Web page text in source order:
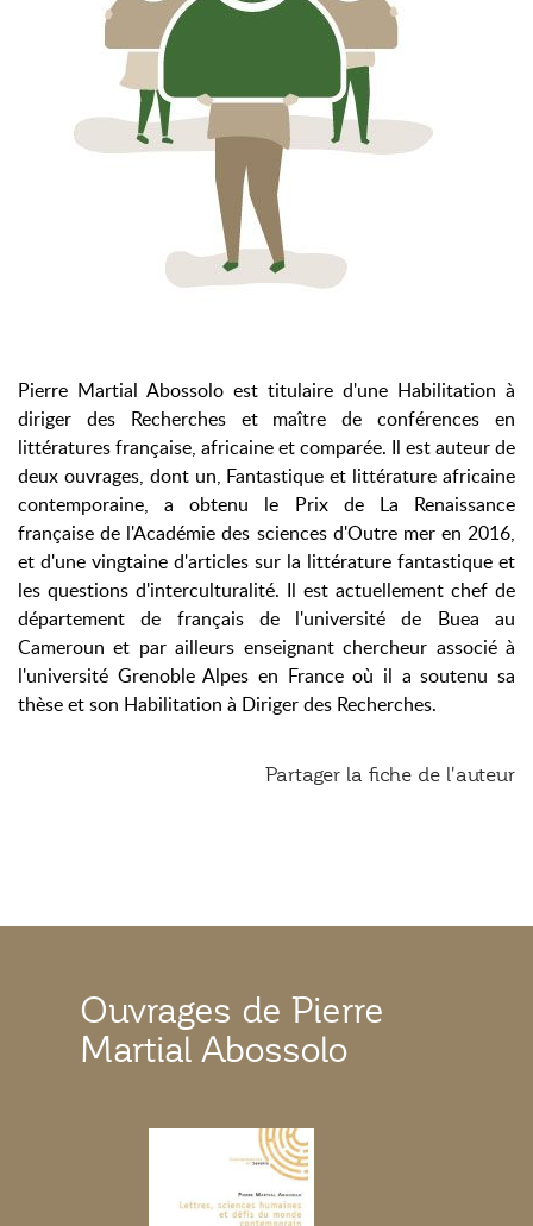
Pierre Martial Abossolo est titulaire d'une Habilitation à
diriger des Recherches et maître de conférences en
littératures française, africaine et comparée. Il est auteur de
deux ouvrages, dont un, Fantastique et littérature africaine
contemporaine, a obtenu le Prix de La Renaissance
française de l'Académie des sciences d'Outre mer en 2016,
et d'une vingtaine d'articles sur la littérature fantastique et
les questions d'interculturalité. Il est actuellement chef de
département de français de l'université de Buea au
Cameroun et par ailleurs enseignant chercheur associé à
l'université Grenoble Alpes en France où il a soutenu sa
thèse et son Habilitation à Diriger des Recherches.
Partager la fiche de l'auteur
Ouvrages de Pierre
Martial Abossolo